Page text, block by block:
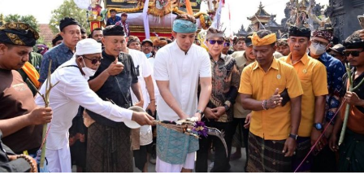
19.
Hal itu kata Nanang, sesuai instruksi pemerintah pusat
yang mewajibkan pemerintah daerah untuk menyiapkan
tempat isolasi terpusat Covid-19 di wilayahnya masing-
masing.
“Sabtu (21/8) besok kita resmikan Rusunawa dan Wisma
Atlet di Kalianda sebagai tempat isolasi terpusat. Tapi